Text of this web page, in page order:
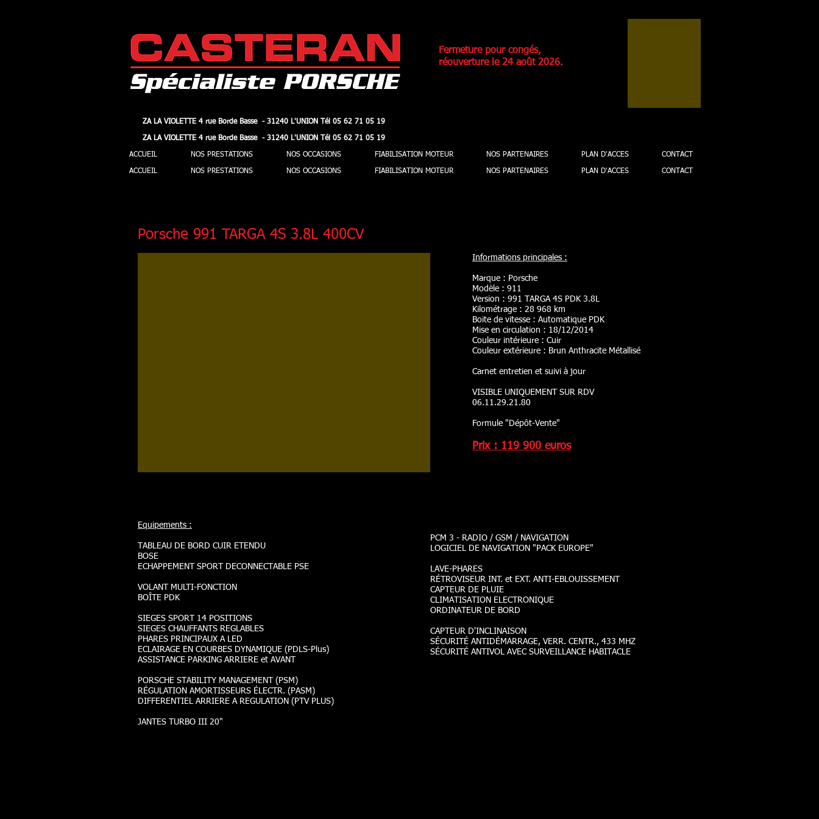
ZA LA VIOLETTE 4 rue Borde Basse - 31240 L'UNION Tél 05 62 71 05 19
ACCUEIL NOS PRESTATIONS NOS OCCASIONS FIABILISATION MOTEUR NOS PARTENAIRES PLAN D'ACCES CONTACT
Fermeture pour congés,
réouverture le 24 août 2026.
ZA LA VIOLETTE 4 rue Borde Basse - 31240 L'UNION Tél 05 62 71 05 19
ACCUEIL NOS PRESTATIONS NOS OCCASIONS FIABILISATION MOTEUR NOS PARTENAIRES PLAN D'ACCES CONTACT
Porsche 991 TARGA 4S 3.8L 400CV
Equipements :
TABLEAU DE BORD CUIR ETENDU
BOSE
ECHAPPEMENT SPORT DECONNECTABLE PSE
VOLANT MULTI-FONCTION
BOÎTE PDK
SIEGES SPORT 14 POSITIONS
SIEGES CHAUFFANTS REGLABLES
PHARES PRINCIPAUX A LED
ECLAIRAGE EN COURBES DYNAMIQUE (PDLS-Plus)
ASSISTANCE PARKING ARRIERE et AVANT
PORSCHE STABILITY MANAGEMENT (PSM)
RÉGULATION AMORTISSEURS ÉLECTR. (PASM)
DIFFERENTIEL ARRIERE A REGULATION (PTV PLUS)
JANTES TURBO III 20"
Informations principales :
Marque : Porsche
Modèle : 911
Version : 991 TARGA 4S PDK 3.8L
Kilométrage : 28 968 km
Boite de vitesse : Automatique PDK
Mise en circulation : 18/12/2014
Couleur intérieure : Cuir
Couleur extérieure : Brun Anthracite Métallisé
Carnet entretien et suivi à jour
VISIBLE UNIQUEMENT SUR RDV
06.11.29.21.80
Formule "Dépôt-Vente"
Prix : 119 900 euros
PCM 3 - RADIO / GSM / NAVIGATION
LOGICIEL DE NAVIGATION "PACK EUROPE"
LAVE-PHARES
RÉTROVISEUR INT. et EXT. ANTI-EBLOUISSEMENT
CAPTEUR DE PLUIE
CLIMATISATION ELECTRONIQUE
ORDINATEUR DE BORD
CAPTEUR D'INCLINAISON
SÉCURITÉ ANTIDÉMARRAGE, VERR. CENTR., 433 MHZ
SÉCURITÉ ANTIVOL AVEC SURVEILLANCE HABITACLE